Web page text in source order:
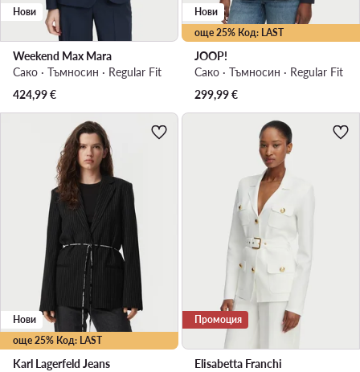
Нови
Weekend Max Mara
Сако · Тъмносин · Regular Fit
424,99€
още 25% Код: LAST
Нови
JOOP!
Сако · Тъмносин · Regular Fit
299,99€
още 25% Код: LAST
Нови
Karl Lagerfeld Jeans
Промоция
Elisabetta Franchi